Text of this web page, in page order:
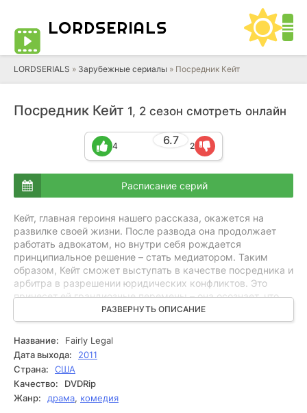
LORDSERIALS
LORDSERIALS » Зарубежные сериалы » Посредник Кейт
Посредник Кейт 1, 2 сезон смотреть онлайн
6.7
4 2
Расписание серий
Кейт, главная героиня нашего рассказа, окажется на
развилке своей жизни. После развода она продолжает
работать адвокатом, но внутри себя рождается
принципиальное решение – стать медиатором. Таким
образом, Кейт сможет выступать в качестве посредника и
арбитра в разрешении юридических конфликтов. Это
принесет ей грандиозные перемены – она осознает, что
суд не является единственным источником правосудия, и
статус арбитра дарит ей гораздо большую свободу
действий. Новая профессия станет не только вызовом, но
и возможностью раскрыть свой потенциал в полной мере.
РАЗВЕРНУТЬ ОПИСАНИЕ
Название:
Fairly Legal
Дата выхода:
2011
Страна:
США
Качество:
DVDRip
Жанр:
драма, комедия